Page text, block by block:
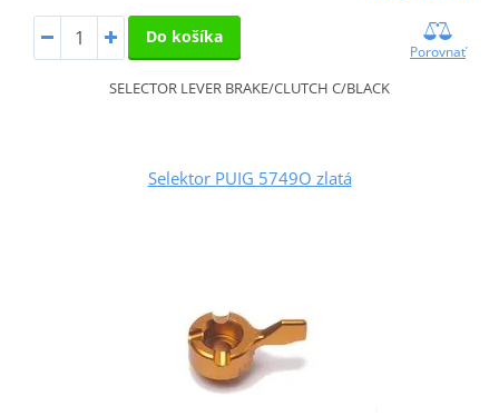
Do košíka
Porovnať
SELECTOR LEVER BRAKE/CLUTCH C/BLACK
Selektor PUIG 5749O zlatá